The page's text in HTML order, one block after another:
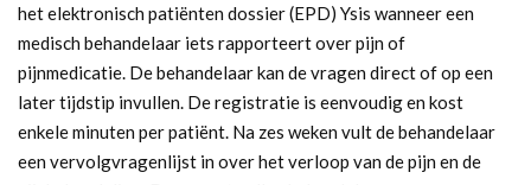
het elektronisch patiënten dossier (EPD) Ysis wanneer een
medisch behandelaar iets rapporteert over pijn of
pijnmedicatie. De behandelaar kan de vragen direct of op een
later tijdstip invullen. De registratie is eenvoudig en kost
enkele minuten per patiënt. Na zes weken vult de behandelaar
een vervolgvragenlijst in over het verloop van de pijn en de